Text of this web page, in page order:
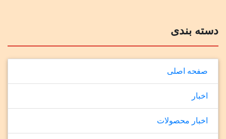
دسته بندی
صفحه اصلی
اخبار
اخبار محصولات